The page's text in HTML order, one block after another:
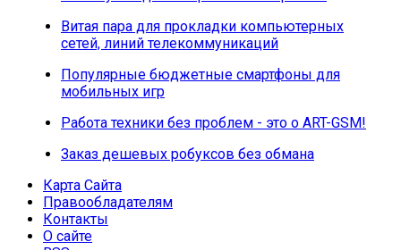
Витая пара для прокладки компьютерных
сетей, линий телекоммуникаций
Популярные бюджетные смартфоны для
мобильных игр
Работа техники без проблем - это о ART-GSM!
Заказ дешевых робуксов без обмана
Карта Сайта
Правообладателям
Контакты
О сайте